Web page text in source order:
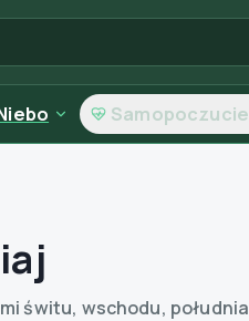
Samopoczucie
świtu, wschodu, południa